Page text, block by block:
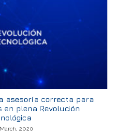
asesoría correcta para
en plena Revolución
2020